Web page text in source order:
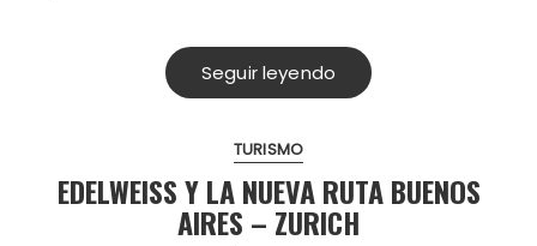
Seguir leyendo
TURISMO
EDELWEISS Y LA NUEVA RUTA BUENOS
AIRES – ZURICH